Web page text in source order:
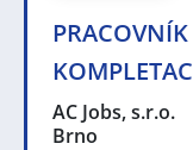
AC Jobs, s.r.o.
Brno